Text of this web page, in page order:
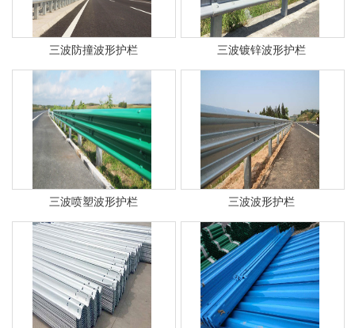
三波防撞波形护栏 三波镀锌波形护栏
三波喷塑波形护栏 三波波形护栏